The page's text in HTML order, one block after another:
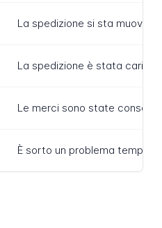
La spedizione si sta
La spedizione è stata
Le merci sono state
È sorto un problema